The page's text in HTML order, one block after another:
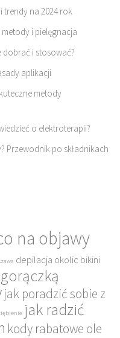
trendy na 2024 rok
i pielęgnacja
dobrać i stosować?
aplikacji
metody
o elektroterapii?
Przewodnik po składnikach
na objawy
depilacja okolic bikini
jak poradzić sobie z
jak radzić
kody rabatowe ole